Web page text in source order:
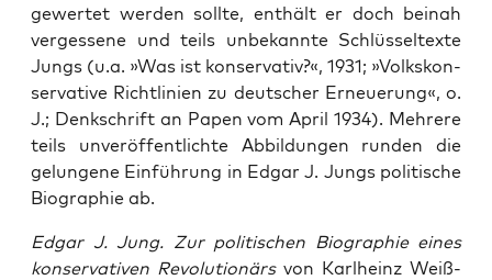
gewer­tet wer­den soll­te, ent­hält er doch bei­nah
ver­ges­se­ne und teils unbe­kann­te Schlüs­sel­tex­te
Jungs (u.a. »Was ist kon­ser­va­tiv?«, 1931; »Volks­kon­
ser­va­ti­ve Richt­li­ni­en zu deut­scher Erneue­rung«, o.
J.; Denk­schrift an Papen vom April 1934). Meh­re­re
teils unver­öf­fent­lich­te Abbil­dun­gen run­den die
gelun­ge­ne Ein­füh­rung in Edgar J. Jungs poli­ti­sche
Bio­gra­phie ab.
Edgar J. Jung. Zur poli­ti­schen Bio­gra­phie eines
kon­ser­va­ti­ven Revo­lu­tio­närs von Karl­heinz Weiß­